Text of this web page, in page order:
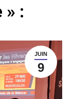
» :
JUIN
9